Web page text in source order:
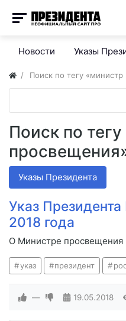
Новости Указы
Поиск по тегу
Поиск по
Указы Президента
Указ
2018 года
О Министре просвещения
указ президент
— 19.05.2018